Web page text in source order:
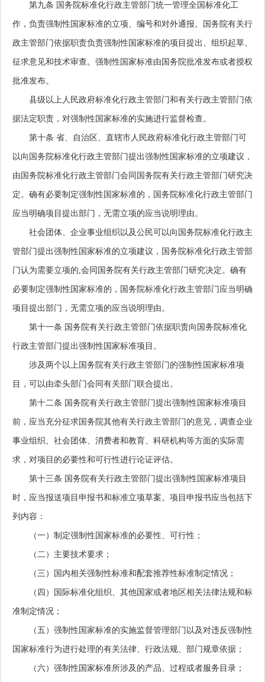
第九条 国务院标准化行政主管部门统一管理全国标准化工
作，负责强制性国家标准的立项、编号和对外通报。国务院有关行
政主管部门依据职责负责强制性国家标准的项目提出、组织起草、
征求意见和技术审查。强制性国家标准由国务院批准发布或者授权
批准发布。
县级以上人民政府标准化行政主管部门和有关行政主管部门依
据法定职责，对强制性国家标准的实施进行监督检查。
第十条 省、自治区、直辖市人民政府标准化行政主管部门可
以向国务院标准化行政主管部门提出强制性国家标准的立项建议，
由国务院标准化行政主管部门会同国务院有关行政主管部门研究决
定。确有必要制定强制性国家标准的，国务院标准化行政主管部门
应当明确项目提出部门，无需立项的应当说明理由。
社会团体、企业事业组织以及公民可以向国务院标准化行政主
管部门提出强制性国家标准的立项建议，国务院标准化行政主管部
门认为需要立项的,会同国务院有关行政主管部门研究决定。确有
必要制定强制性国家标准的，国务院标准化行政主管部门应当明确
项目提出部门，无需立项的应当说明理由。
第十一条 国务院有关行政主管部门依据职责向国务院标准化
行政主管部门提出强制性国家标准项目。
涉及两个以上国务院有关行政主管部门的强制性国家标准项
目，可以由牵头部门会同有关部门联合提出。
第十二条 国务院有关行政主管部门提出强制性国家标准项目
前，应当充分征求国务院其他有关行政主管部门的意见，调查企业
事业组织、社会团体、消费者和教育、科研机构等方面的实际需
求，对项目的必要性和可行性进行论证评估。
第十三条 国务院有关行政主管部门提出强制性国家标准项目
时，应当报送项目申报书和标准立项草案。项目申报书应当包括下
列内容：
（一）制定强制性国家标准的必要性、可行性；
（二）主要技术要求；
（三）国内相关强制性标准和配套推荐性标准制定情况；
（四）国际标准化组织、其他国家或者地区相关法律法规和标
准制定情况；
（五）强制性国家标准的实施监督管理部门以及对违反强制性
国家标准行为进行处理的有关法律、行政法规、部门规章依据；
（六）强制性国家标准所涉及的产品、过程或者服务目录；